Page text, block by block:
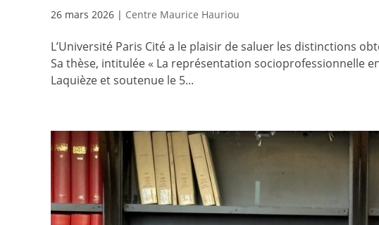
26 mars 2026 | Centre Maurice Hauriou
L’Université Paris Cité a le plaisir de saluer les distinctions
Sa thèse, intitulée « La représentation socioprofessionnelle
Laquièze et soutenue le 5...